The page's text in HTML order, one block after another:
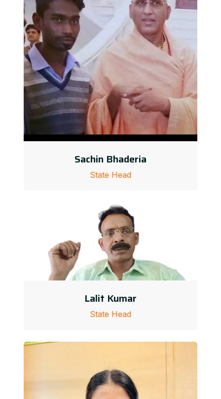
Sachin Bhaderia
State Head
Lalit Kumar
State Head